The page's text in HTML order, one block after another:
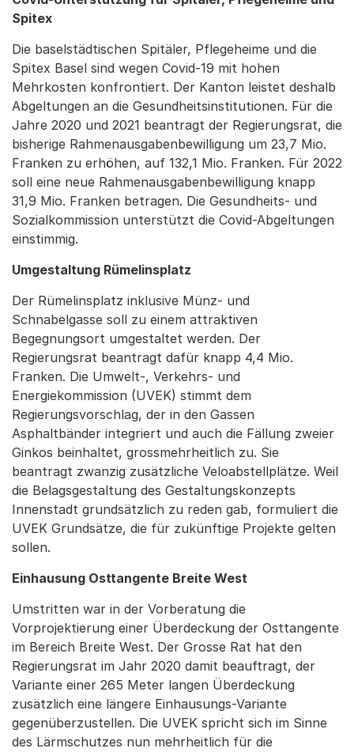
Spitex
Die baselstädtischen Spitäler, Pflegeheime und die
Spitex Basel sind wegen Covid-19 mit hohen
Mehrkosten konfrontiert. Der Kanton leistet deshalb
Abgeltungen an die Gesundheitsinstitutionen. Für die
Jahre 2020 und 2021 beantragt der Regierungsrat, die
bisherige Rahmenausgabenbewilligung um 23,7 Mio.
Franken zu erhöhen, auf 132,1 Mio. Franken. Für 2022
soll eine neue Rahmenausgabenbewilligung knapp
31,9 Mio. Franken betragen. Die Gesundheits- und
Sozialkommission unterstützt die Covid-Abgeltungen
einstimmig.
Umgestaltung Rümelinsplatz
Der Rümelinsplatz inklusive Münz- und
Schnabelgasse soll zu einem attraktiven
Begegnungsort umgestaltet werden. Der
Regierungsrat beantragt dafür knapp 4,4 Mio.
Franken. Die Umwelt-, Verkehrs- und
Energiekommission (UVEK) stimmt dem
Regierungsvorschlag, der in den Gassen
Asphaltbänder integriert und auch die Fällung zweier
Ginkos beinhaltet, grossmehrheitlich zu. Sie
beantragt zwanzig zusätzliche Veloabstellplätze. Weil
die Belagsgestaltung des Gestaltungskonzepts
Innenstadt grundsätzlich zu reden gab, formuliert die
UVEK Grundsätze, die für zukünftige Projekte gelten
sollen.
Einhausung Osttangente Breite West
Umstritten war in der Vorberatung die
Vorprojektierung einer Überdeckung der Osttangente
im Bereich Breite West. Der Grosse Rat hat den
Regierungsrat im Jahr 2020 damit beauftragt, der
Variante einer 265 Meter langen Überdeckung
zusätzlich eine längere Einhausungs-Variante
gegenüberzustellen. Die UVEK spricht sich im Sinne
des Lärmschutzes nun mehrheitlich für die